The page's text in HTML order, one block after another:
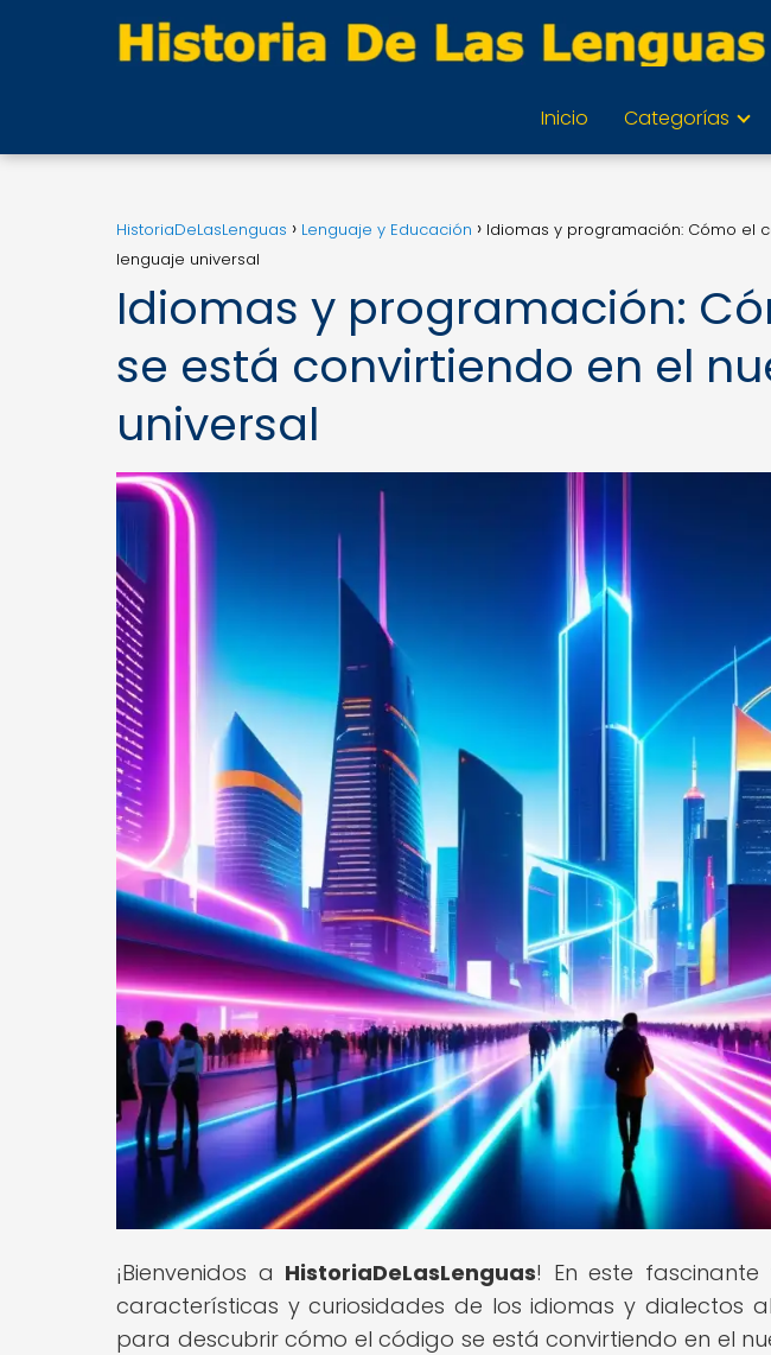
Inicio Categorías
HistoriaDeLasLenguas Lenguaje y Educación
Idiomas y programación: Cómo el
lenguaje universal
Idiomas y programación:
se está convirtiendo en el
universal
¡Bienvenidos a HistoriaDeLasLenguas! En este fascinante
características y curiosidades de los idiomas y dialectos
para descubrir cómo el código se está convirtiendo en el